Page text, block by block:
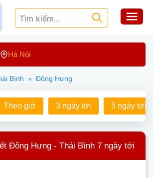
Hà Nội
Bình » Đông Hưng
Theo giờ 3 ngày tới 5 ngày tới
Đông Hưng - Thái Bình 7 ngày tới